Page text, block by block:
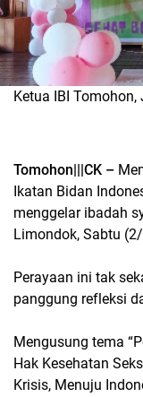
Ketua IBI
Tomohon|||CK –
Ikatan Bidan
menggelar ibadah
Limondok, Sabtu
Perayaan ini tak
panggung refleksi
Mengusung tema
Hak Kesehatan
Krisis, Menuju